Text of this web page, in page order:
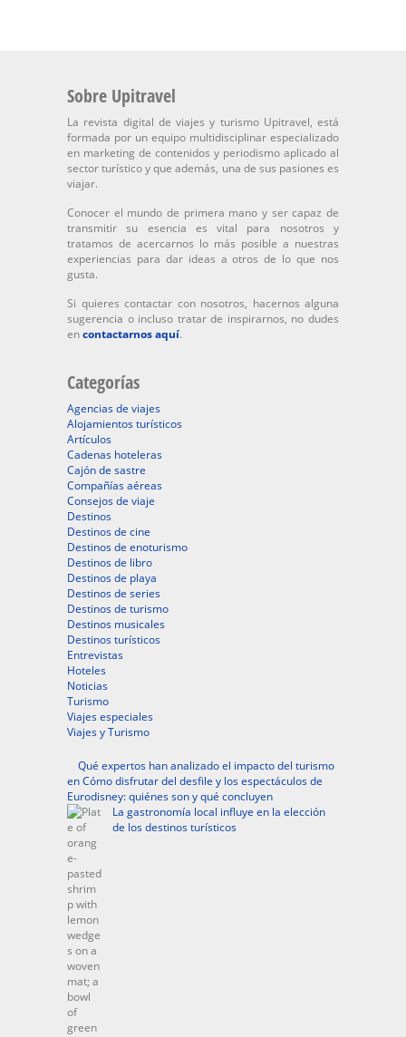
Sobre Upitravel
La revista digital de viajes y turismo Upitravel, está
formada por un equipo multidisciplinar especializado
en marketing de contenidos y periodismo aplicado al
sector turístico y que además, una de sus pasiones es
viajar.
Conocer el mundo de primera mano y ser capaz de
transmitir su esencia es vital para nosotros y
tratamos de acercarnos lo más posible a nuestras
experiencias para dar ideas a otros de lo que nos
gusta.
Si quieres contactar con nosotros, hacernos alguna
sugerencia o incluso tratar de inspirarnos, no dudes
encontactarnos aquí.
Categorías
Agencias de viajes
Alojamientos turísticos
Artículos
Cadenas hoteleras
Cajón de sastre
Compañías aéreas
Consejos de viaje
Destinos
Destinos de cine
Destinos de enoturismo
Destinos de libro
Destinos de playa
Destinos de series
Destinos de turismo
Destinos musicales
Destinos turísticos
Entrevistas
Hoteles
Noticias
Turismo
Viajes especiales
Viajes y Turismo
Qué expertos han analizado el impacto del turismo
en Cómo disfrutar del desfile y los espectáculos de
Eurodisney: quiénes son y qué concluyen
La gastronomía local influye en la elección
de los destinos turísticos